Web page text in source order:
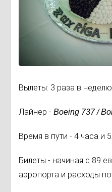
Вылеты: 3 раза в неделю
Лайнер -Boeing 737 /
Время в пути - 4 часа и
Билеты - начиная с 89
аэропорта и расходы по